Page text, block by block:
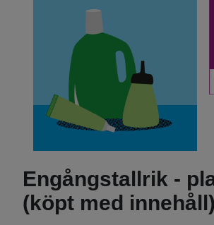
Engångstallrik -
(köpt med innehåll)